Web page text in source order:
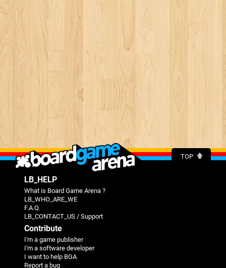
TOP
LB_HELP
What is Board Game Arena ?
LB_WHO_ARE_WE
F.A.Q.
LB_CONTACT_US / Support
Contribute
I'm a game publisher
I'm a software developer
I want to help BGA
Report a bug